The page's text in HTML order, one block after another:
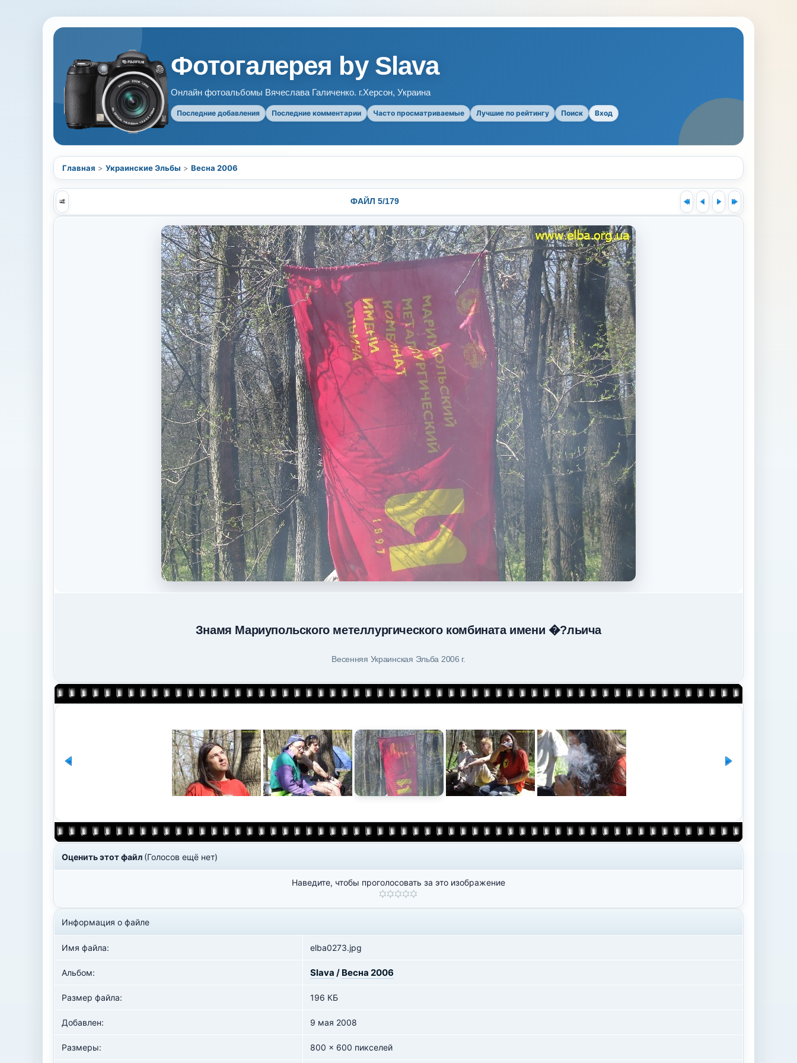
Фотогалерея by Slava
Онлайн фотоальбомы Вячеслава Галиченко. г.Херсон, Украина
Последние добавления Последние комментарии Часто просматриваемые Лучшие по рейтингу Поиск Вход
Главная > Украинские Эльбы > Весна 2006
ФАЙЛ 5/179
Знамя Мариупольского метеллургического комбината имени �?льича
Весенняя Украинская Эльба 2006 г.
Оценить этот файл (Голосов ещё нет)
Наведите, чтобы проголосовать за это изображение
Информация о файле
Имя файла: elba0273.jpg
Альбом: Slava / Весна 2006
Размер файла: 196 КБ
Добавлен: 9 мая 2008
Размеры: 800 x 600 пикселей